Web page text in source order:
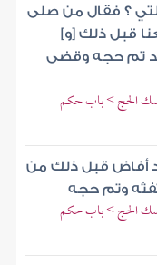
؟ فقال من صلى
قبل ذلك [و]
تم حجه وقضى
الحج > باب حكم
أفاض قبل ذلك من
وتم حجه
الحج > باب حكم